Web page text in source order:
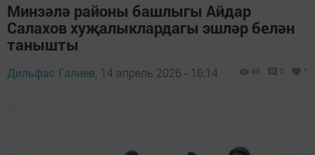
Минзәлә районы башлыгы Айдар
Салахов хуҗалыклардагы эшләр белән
танышты
Дильфас Галиев, 14 апрель 2026 - 16:14 96 0 1